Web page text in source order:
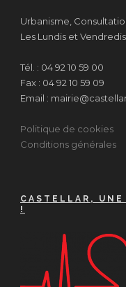
Urbanisme,
Les Lundis et
Tél. : 04 92 10 59 00
Fax : 04 92 10 59 09
Email :
Politique de cookies
Conditions générales
CASTELLAR,
!